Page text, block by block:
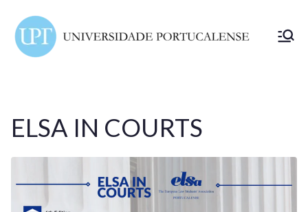
ELSA
ELSA IN COURTS